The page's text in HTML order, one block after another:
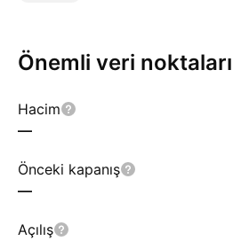
Önemli veri noktaları
Hacim
—
Önceki kapanış
—
Açılış